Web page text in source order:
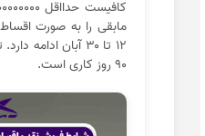
مابقی را به صورت اقساط
۱۲ تا ۳۰ آبان
۹۰ روز کاری است.